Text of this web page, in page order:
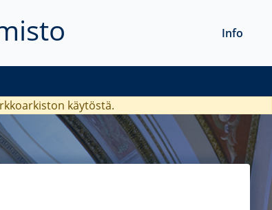
Info
käytöstä.